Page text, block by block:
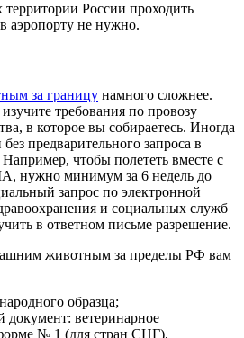
территории России проходить
аэропорту не нужно.
за границу намного сложнее.
требования по провозу
в которое вы собираетесь. Иногда
предварительного запроса в
чтобы полететь вместе с
нужно минимум за 6 недель до
запрос по электронной
и социальных служб
в ответном письме разрешение.
животным за пределы РФ вам
образца;
ветеринарное
№ 1 (для стран СНГ),